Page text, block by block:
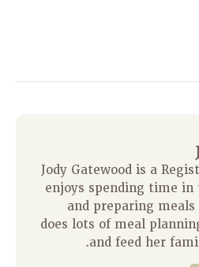
Jody Gatewood is a
enjoys spending time
and preparing
does lots of meal
and feed her